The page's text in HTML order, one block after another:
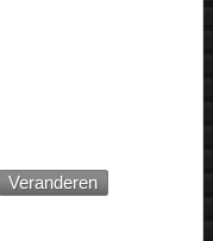
Veranderen